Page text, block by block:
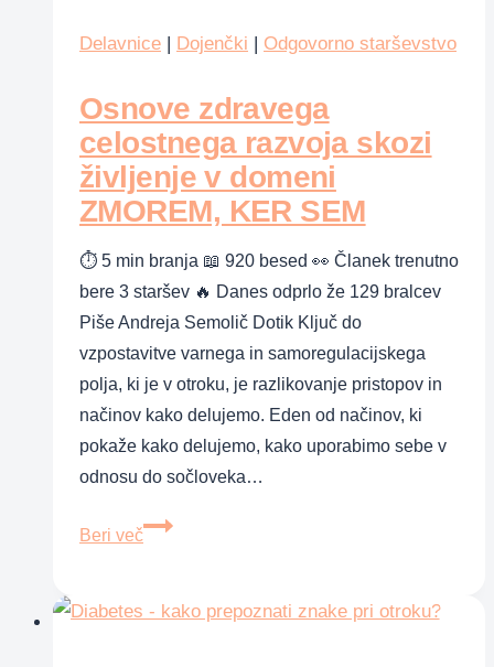
spolnosti?
Delavnice | Dojenčki | Odgovorno starševstvo
Osnove zdravega
celostnega razvoja skozi
življenje v domeni
ZMOREM, KER SEM
⏱ 5 min branja 📖 920 besed 👀 Članek trenutno
bere 3 staršev 🔥 Danes odprlo že 129 bralcev
Piše Andreja Semolič Dotik Ključ do
vzpostavitve varnega in samoregulacijskega
polja, ki je v otroku, je razlikovanje pristopov in
načinov kako delujemo. Eden od načinov, ki
pokaže kako delujemo, kako uporabimo sebe v
odnosu do sočloveka…
Beri več
Osnove
razvoja